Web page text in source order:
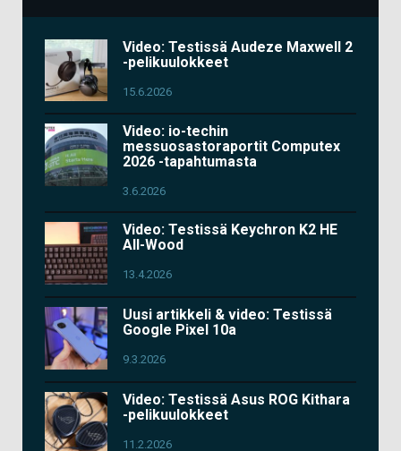
Video: Testissä Audeze Maxwell 2
-pelikuulokkeet
15.6.2026
Video: io-techin
messuosastoraportit Computex
2026 -tapahtumasta
3.6.2026
Video: Testissä Keychron K2 HE
All-Wood
13.4.2026
Uusi artikkeli & video: Testissä
Google Pixel 10a
9.3.2026
Video: Testissä Asus ROG Kithara
-pelikuulokkeet
11.2.2026